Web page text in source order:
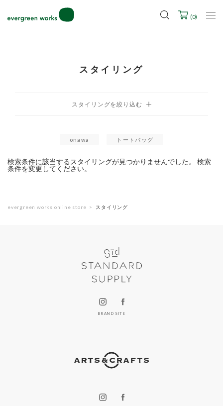
2027年ご入学用ランドセル受注会スケジュール
(0)
スタイリング
onawa トートバッグ
検索条件に該当するスタイリングが見つかりませんでした。 検索
条件を変更してください。
evergreen works online store スタイリング
BRAND SITE